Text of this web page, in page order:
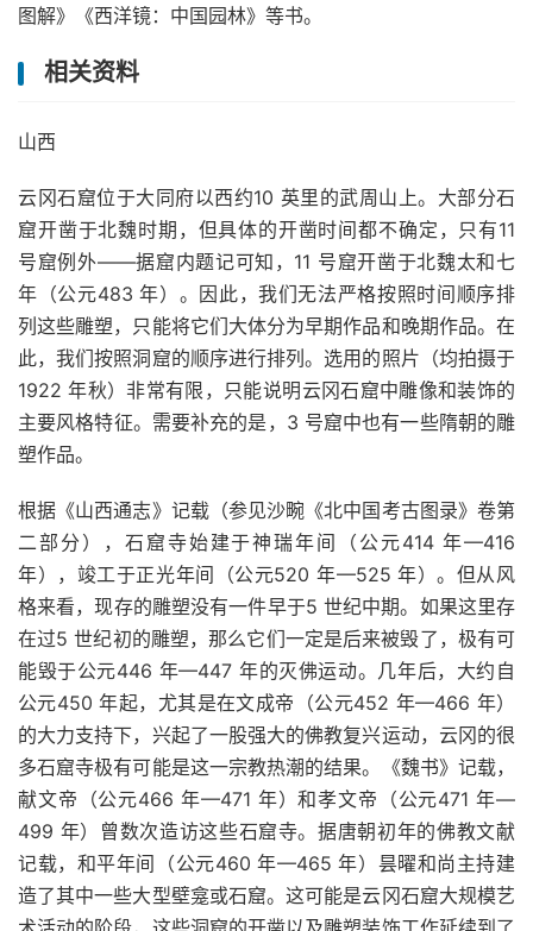
图解》《西洋镜：中国园林》等书。
相关资料
山西
云冈石窟位于大同府以西约10 英里的武周山上。大部分石
窟开凿于北魏时期，但具体的开凿时间都不确定，只有11
号窟例外——据窟内题记可知，11 号窟开凿于北魏太和七
年（公元483 年）。因此，我们无法严格按照时间顺序排
列这些雕塑，只能将它们大体分为早期作品和晚期作品。在
此，我们按照洞窟的顺序进行排列。选用的照片（均拍摄于
1922 年秋）非常有限，只能说明云冈石窟中雕像和装饰的
主要风格特征。需要补充的是，3 号窟中也有一些隋朝的雕
塑作品。
根据《山西通志》记载（参见沙畹《北中国考古图录》卷第
二部分），石窟寺始建于神瑞年间（公元414 年—416
年），竣工于正光年间（公元520 年—525 年）。但从风
格来看，现存的雕塑没有一件早于5 世纪中期。如果这里存
在过5 世纪初的雕塑，那么它们一定是后来被毁了，极有可
能毁于公元446 年—447 年的灭佛运动。几年后，大约自
公元450 年起，尤其是在文成帝（公元452 年—466 年）
的大力支持下，兴起了一股强大的佛教复兴运动，云冈的很
多石窟寺极有可能是这一宗教热潮的结果。《魏书》记载，
献文帝（公元466 年—471 年）和孝文帝（公元471 年—
499 年）曾数次造访这些石窟寺。据唐朝初年的佛教文献
记载，和平年间（公元460 年—465 年）昙曜和尚主持建
造了其中一些大型壁龛或石窟。这可能是云冈石窟大规模艺